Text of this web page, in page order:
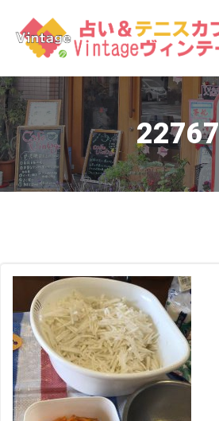
ン
テ
ツ
へ
ス
キ
ッ
プ
22767